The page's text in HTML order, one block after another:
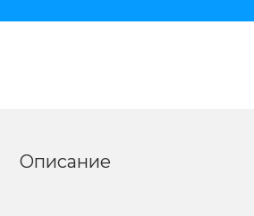
Описание